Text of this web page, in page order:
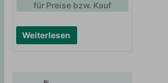
Weiterlesen
für Preise bzw. Kauf